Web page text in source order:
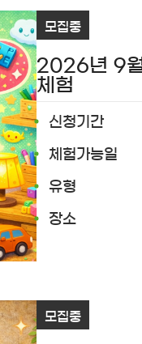
모집중
2026년 9월
체험
신청기간
체험가능일
유형
장소
모집중